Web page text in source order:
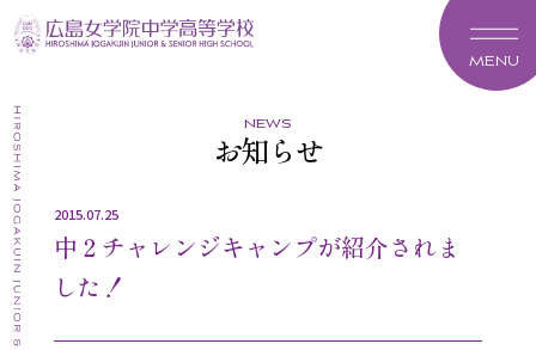
MENU
news
お知らせ
2015.07.25
中２チャレンジキャンプが紹介されま
した！